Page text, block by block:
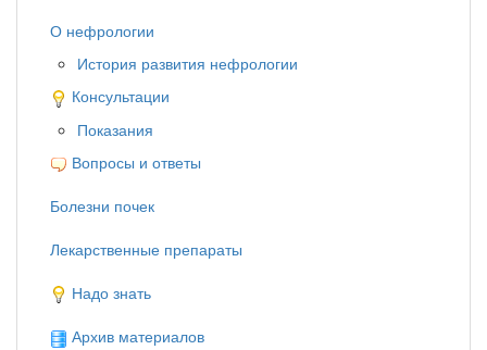
О нефрологии
История развития нефрологии
Консультации
Показания
Вопросы и ответы
Болезни почек
Лекарственные препараты
Надо знать
Архив материалов